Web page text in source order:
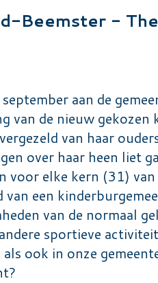
Beemster -
aan de
van de nieuw gekozen
van haar
over haar heen liet
elke kern (31) van
een
van de normaal
sportieve
ook in onze